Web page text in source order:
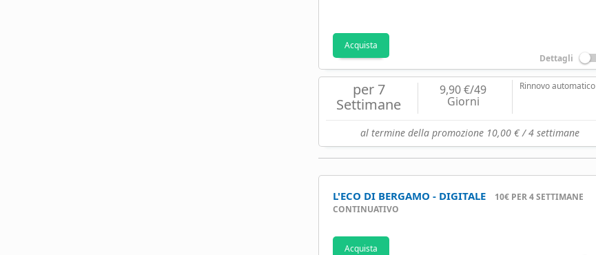
Acquista
Dettagli
per 7
Settimane
9,90 €/49
Giorni
Rinnovo automatico
al termine della promozione 10,00 € / 4 settimane
L'ECO DI BERGAMO - DIGITALE
10€ PER 4 SETTIMANE
CONTINUATIVO
Acquista